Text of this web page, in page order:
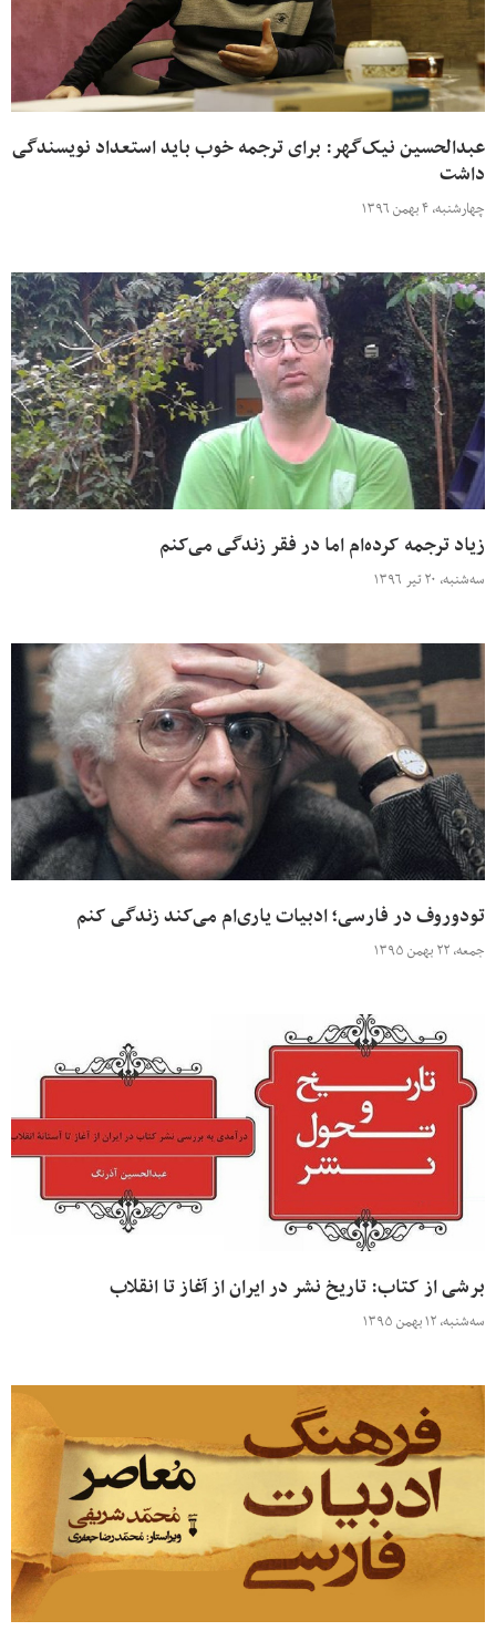
عبدالحسین نیک‌گهر: برای ترجمه خوب باید استعداد نویسندگی
داشت
چهارشنبه، ۴ بهمن ۱۳۹۶
زیاد ترجمه کرده‌ام اما در فقر زندگی می‌کنم
سه‌شنبه، ۲۰ تیر ۱۳۹۶
تودوروف در فارسی؛ ادبیات یاری‌ام می‌کند زندگی کنم
جمعه، ۲۲ بهمن ۱۳۹۵
برشی از کتاب: تاریخ نشر در ایران از آغاز تا انقلاب
سه‌شنبه، ۱۲ بهمن ۱۳۹۵